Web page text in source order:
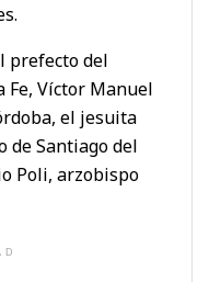
prefecto del
Fe, Víctor Manuel
el jesuita
de Santiago del
Poli, arzobispo